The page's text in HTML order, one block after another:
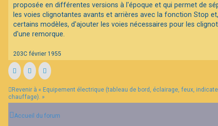
proposée en différentes versions à l'époque et qui permet de
les voies clignotantes avants et arrières avec la fonction Stop
certains modèles, d'ajouter les voies nécessaires pour les
d'une remorque.
203C février 1955
Revenir à « Equipement électrique (tableau de bord, éclairage, feux,
chauffage). »
Accueil du forum